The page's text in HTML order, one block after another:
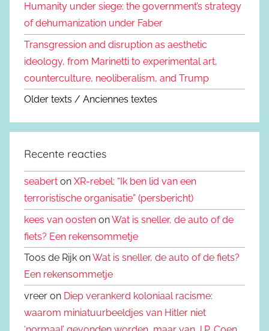
Humanity under siege: the government’s strategy
of dehumanization under Faber
Transgression and disruption as aesthetic
ideology, from Marinetti to experimental art,
counterculture, neoliberalism, and Trump
Older texts / Anciennes textes
Recente reacties
seabert on XR-rebel: “Ik ben lid van een
terroristische organisatie” (persbericht)
kees van oosten onWat is sneller, de auto of de
fiets? Een rekensommetje
Toos de Rijk onWat is sneller, de auto of de fiets?
Een rekensommetje
vreer on Diep verankerd koloniaal racisme:
waarom miniatuurbeeldjes van Hitler niet